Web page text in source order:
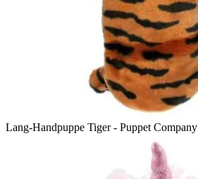
Lang-Handpuppe Tiger - Puppet Company